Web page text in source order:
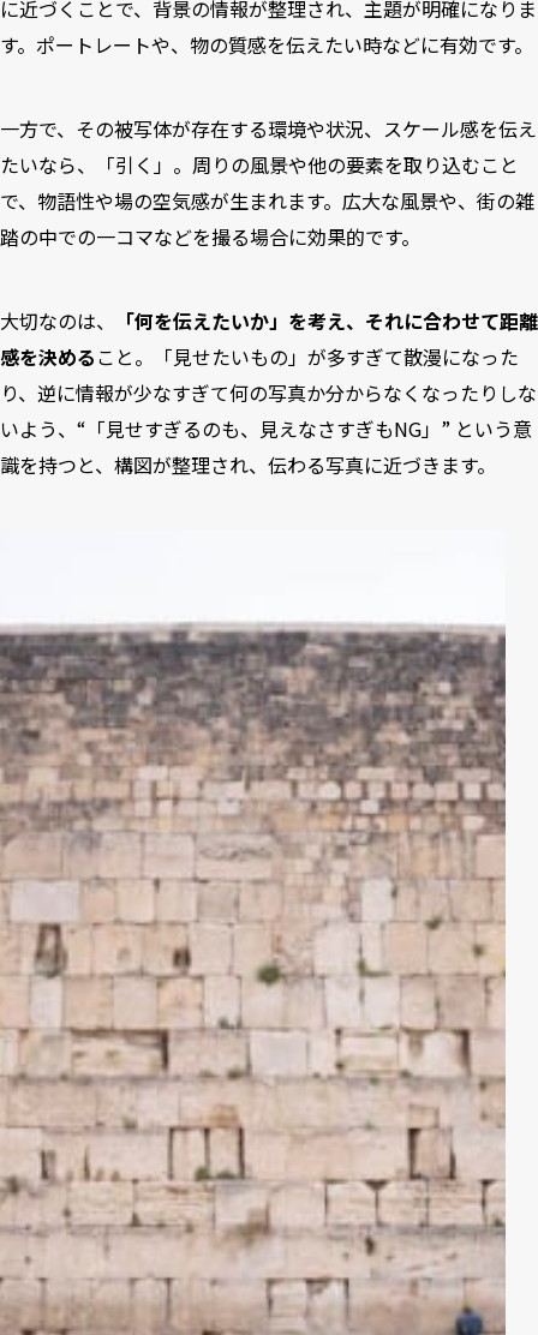
に近づくことで、背景の情報が整理され、主題が明確になりま
す。ポートレートや、物の質感を伝えたい時などに有効です。
一方で、その被写体が存在する環境や状況、スケール感を伝え
たいなら、「引く」。周りの風景や他の要素を取り込むこと
で、物語性や場の空気感が生まれます。広大な風景や、街の雑
踏の中での一コマなどを撮る場合に効果的です。
大切なのは、
「何を伝えたいか」を考え、それに合わせて距離
感を決めること。「見せたいもの」が多すぎて散漫になった
り、逆に情報が少なすぎて何の写真か分からなくなったりしな
いよう、“「見せすぎるのも、見えなさすぎもNG」” という意
識を持つと、構図が整理され、伝わる写真に近づきます。